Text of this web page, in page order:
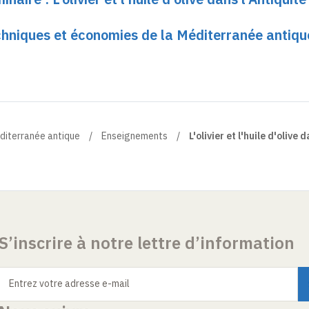
et économies de la Méditerranée
antique Enseignements L'olivier et l'huile d'olive
à notre lettre d’information
Entrez votre adresse e-mail